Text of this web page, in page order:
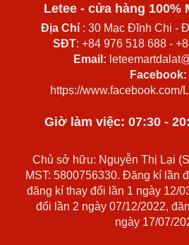
Letee - cửa hàng 100%
Địa Chỉ: 30 Mạc Đĩnh Chi -
SĐT: +84 976 518 688 -
Email:
Facebook:
https://www.facebook.com/
Giờ làm việc: 07:30 -
Chủ sở hữu: Nguyễn Thị Lại
MST: 5800756330. Đăng kí lần
đăng kí thay đổi lần 1 ngày 12/
đổi lần 2 ngày 07/12/2022,
ngày 17/07/